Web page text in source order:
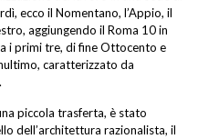
ecco il Nomentano, l’Appio, il
aggiungendo il Roma 10 in
i primi tre, di fine Ottocento e
caratterizzato da
piccola trasferta, è stato
dell’architettura razionalista, il